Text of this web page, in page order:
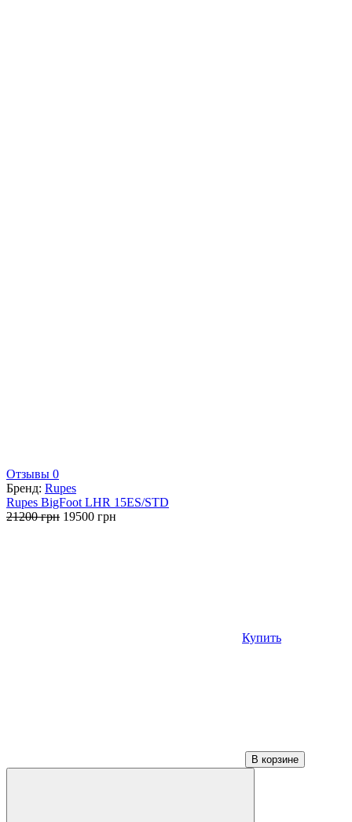
Отзывы 0
Бренд: Rupes
Rupes BigFoot LHR 15ES/STD
21200грн Первоначальная
19500 грн
Купить
В корзине